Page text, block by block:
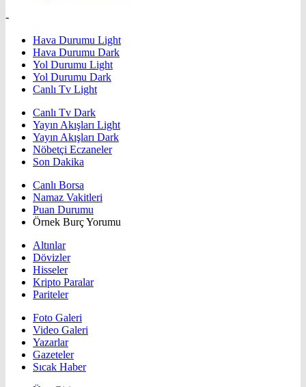
-
Hava Durumu Light
Hava Durumu Dark
Yol Durumu Light
Yol Durumu Dark
Canlı Tv Light
Canlı Tv Dark
Yayın Akışları Light
Yayın Akışları Dark
Nöbetçi Eczaneler
Son Dakika
Canlı Borsa
Namaz Vakitleri
Puan Durumu
Örnek Burç Yorumu
Altınlar
Dövizler
Hisseler
Kripto Paralar
Pariteler
Foto Galeri
Video Galeri
Yazarlar
Gazeteler
Sıcak Haber